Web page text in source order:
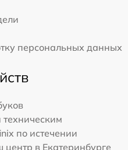
персональных данных
по истечении
в Екатеринбурге